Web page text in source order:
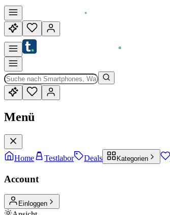
Menü
Home Testlabor Deals Kategorien
Account
Einloggen